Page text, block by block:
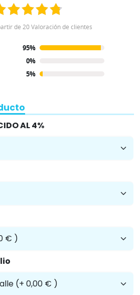
de 20 Valoración de clientes
95%
0%
5%
AL 4%